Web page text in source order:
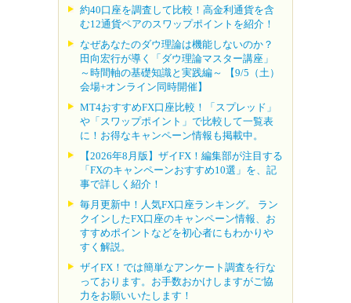
約40口座を調査して比較！高金利通貨を含
む12通貨ペアのスワップポイントを紹介！
なぜあなたのダウ理論は機能しないのか？
田向宏行が導く「ダウ理論マスター講座」
～時間軸の基礎知識と実践編～ 【9/5（土）
会場+オンライン同時開催】
MT4おすすめFX口座比較！「スプレッド」
や「スワップポイント」で比較して一覧表
に！お得なキャンペーン情報も掲載中。
【2026年8月版】ザイFX！編集部が注目する
「FXのキャンペーンおすすめ10選」を、記
事で詳しく紹介！
毎月更新中！人気FX口座ランキング。 ラン
クインしたFX口座のキャンペーン情報、お
すすめポイントなどを初心者にもわかりや
すく解説。
ザイFX！では簡単なアンケート調査を行な
っております。お手数おかけしますがご協
力をお願いいたします！